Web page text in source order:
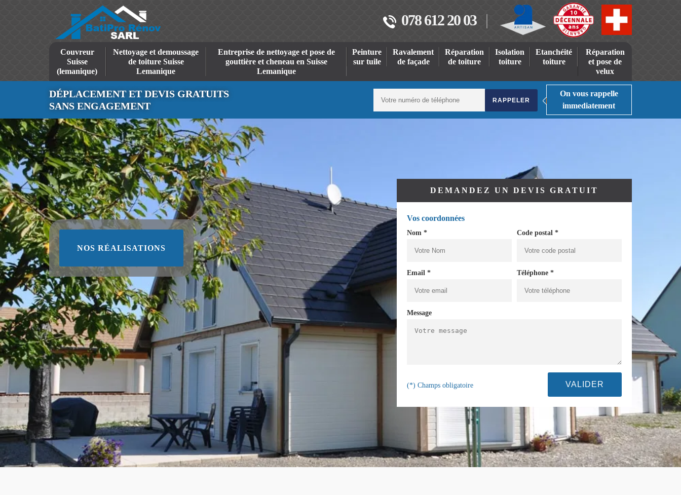
078 612 20 03
Couvreur
Suisse
(lemanique)
Nettoyage et demoussage
de toiture Suisse
Lemanique
Entreprise de nettoyage et pose de
gouttière et cheneau en Suisse
Lemanique
Peinture
sur tuile
Ravalement
de façade
Réparation
de toiture
Isolation
toiture
Etanchéité
toiture
Réparation
et pose de
velux
DÉPLACEMENT ET DEVIS GRATUITS
SANS ENGAGEMENT
On vous rappelle
immediatement
NOS RÉALISATIONS
DEMANDEZ UN DEVIS GRATUIT
Vos coordonnées
Nom * Code postal *
Email * Téléphone *
Message
(*) Champs obligatoire